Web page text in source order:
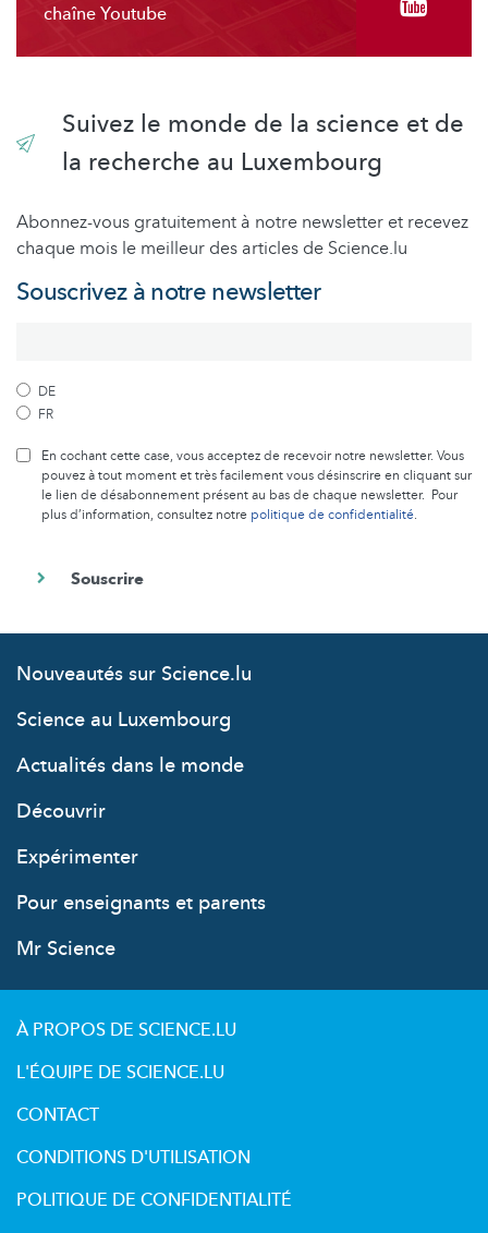
chaîne Youtube
Suivez le monde de la science et de
la recherche au Luxembourg
Abonnez-vous gratuitement à notre newsletter et recevez
chaque mois le meilleur des articles de Science.lu
Souscrivez à notre newsletter
DE
FR
En cochant cette case, vous acceptez de recevoir notre newsletter. Vous
pouvez à tout moment et très facilement vous désinscrire en cliquant sur
le lien de désabonnement présent au bas de chaque newsletter. Pour
plus d’information, consultez notre politique de confidentialité.
Nouveautés sur Science.lu
Science au Luxembourg
Actualités dans le monde
Découvrir
Expérimenter
Pour enseignants et parents
Mr Science
À PROPOS DE SCIENCE.LU
L'ÉQUIPE DE SCIENCE.LU
CONTACT
CONDITIONS D'UTILISATION
POLITIQUE DE CONFIDENTIALITÉ